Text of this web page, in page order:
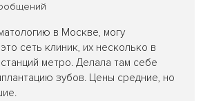
в Москве, могу
сеть клиник, их несколько в
метро. Делала там себе
зубов. Цены средние, но